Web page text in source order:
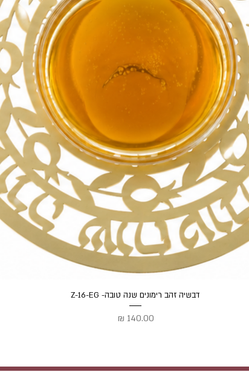
תצוגה מהירה
דבשיה זהב רימונים שנה טובה- Z-16-EG
מחיר